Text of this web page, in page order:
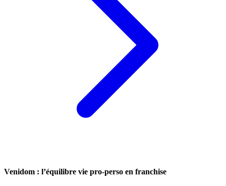
Venidom : l’équilibre vie pro-perso en franchise